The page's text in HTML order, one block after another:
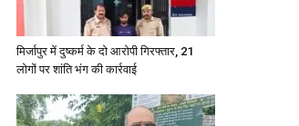
मिर्जापुर में दुष्कर्म के दो आरोपी गिरफ्तार, 21
लोगों पर शांति भंग की कार्रवाई